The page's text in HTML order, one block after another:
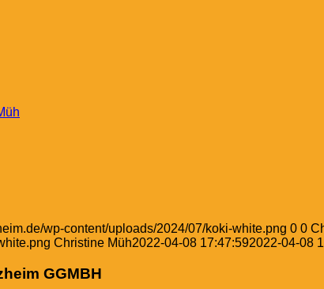
wp-content/uploads/2024/07/koki-white.png 0 0
Christine Müh2022-04-08 17:47:592022-04-08
GGMBH